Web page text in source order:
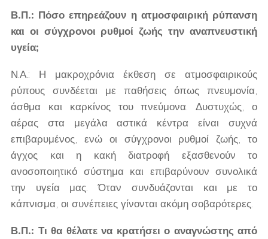
Β.Π.: Πόσο επηρεάζουν η ατμοσφαιρική ρύπανση
και οι σύγχρονοι ρυθμοί ζωής την αναπνευστική
υγεία;
Ν.Α.: Η μακροχρόνια έκθεση σε ατμοσφαιρικούς
ρύπους συνδέεται με παθήσεις όπως πνευμονία,
άσθμα και καρκίνος του πνεύμονα. Δυστυχώς, ο
αέρας στα μεγάλα αστικά κέντρα είναι συχνά
επιβαρυμένος, ενώ οι σύγχρονοι ρυθμοί ζωής, το
άγχος και η κακή διατροφή εξασθενούν το
ανοσοποιητικό σύστημα και επιβαρύνουν συνολικά
την υγεία μας. Όταν συνδυάζονται και με το
κάπνισμα, οι συνέπειες γίνονται ακόμη σοβαρότερες.
Β.Π.: Τι θα θέλατε να κρατήσει ο αναγνώστης από